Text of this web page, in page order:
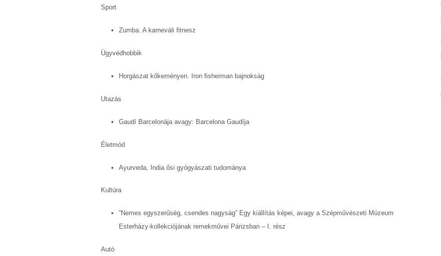
Sport
Zumba. A karneváli fitnesz
Ügyvédhobbik
Horgászat kőkeményen. Iron fisherman bajnokság
Utazás
Gaudí Barcelonája avagy: Barcelona Gaudíja
Életmód
Ayurveda, India ősi gyógyászati tudománya
Kultúra
“Nemes egyszerűség, csendes nagyság” Egy kiállítás képei, avagy a Szépművészeti Múzeum
Esterházy-kollekciójának remekművei Párizsban – I. rész
Autó